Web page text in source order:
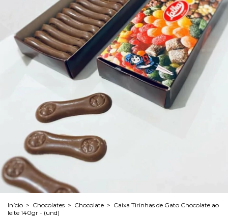
Início > Chocolates > Chocolate > Caixa Tirinhas de Gato Chocolate ao
leite 140gr - (und)